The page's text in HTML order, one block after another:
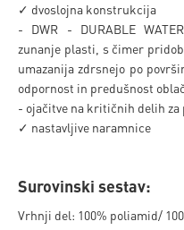
✓ dvoslojna konstrukcija
- DWR - DURABLE
zunanje plasti, s čimer
umazanija zdrsnejo po
odpornost in predušnost
- ojačitve na kritičnih delih za
✓ nastavljive naramnice
Surovinski sestav:
Vrhnji del: 100% poliamid/